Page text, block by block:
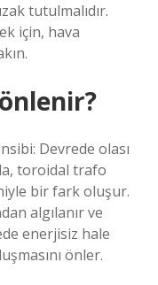
tutulmalıdır.
için, hava
Devrede olası
toroidal trafo
bir fark oluşur.
algılanır ve
enerjisiz hale
önler.